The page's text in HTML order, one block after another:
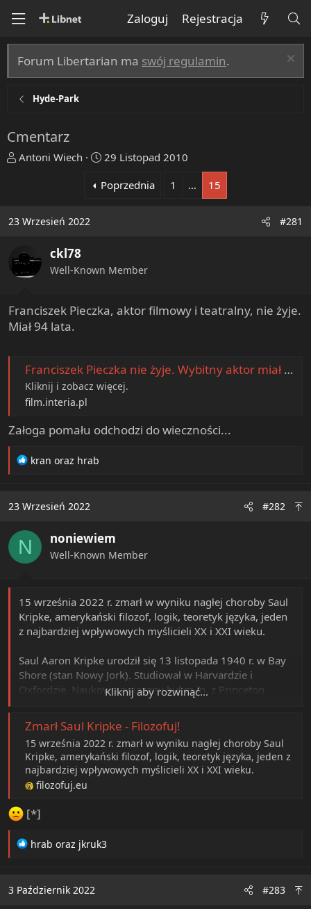
Zaloguj Rejestracja
Forum Libertarian ma swój regulamin.
Hyde-Park
Cmentarz
T
a
d
t
a
e
r
Antoni Wiech
R
z
t
29 Listopad 2010
Poprzednia
1 … 15
23 Wrzesień 2022 #281
ckl78
Well-Known Member
Franciszek Pieczka, aktor filmowy i teatralny, nie żyje.
Miał 94 lata.
Franciszek Pieczka nie żyje. Wybitny aktor miał 94 lata
Kliknij i zobacz więcej.
film.interia.pl
Załoga pomału odchodzi do wieczności...
R
t
o
n
s
kran oraz hrab
23 Wrzesień 2022 #282
N noniewiem
Well-Known Member
15 września 2022 r. zmarł w wyniku nagłej choroby Saul
Kripke, amerykański filozof, logik, teoretyk języka, jeden
z najbardziej wpływowych myślicieli XX i XXI wieku.
Saul Aaron Kripke urodził się 13 listopada 1940 r. w Bay
Shore (stan Nowy Jork). Studiował w Harvardzie i
Oxfordzie. Naukowo związany był m.in. z Princeton
Kripke stworzył semantyczną teorię logiki modalnej. Jego
nowatorska teoria odniesienia i koncepcja zdań
metafizycznie koniecznych wywarły bardzo duży wpływ
na filozofów języka i logików. Najbardziej znane dzieło
Kripkego toNazywanie a konieczność
1980 wykłady z Princeton z roku 1970. Filozof
przedstawił tam oryginalne ujęcie odniesienia, wskazując
na różnicę między nazwami i deskrypcjami określonymi.
Kliknij aby rozwinąć...
Zmarł Saul Kripke - Filozofuj!
15 września 2022 r. zmarł w wyniku nagłej choroby Saul
Kripke, amerykański filozof, logik, teoretyk języka, jeden z
najbardziej wpływowych myślicieli XX i XXI wieku.
filozofuj.eu
[*]
R
c
t
hrab oraz jkruk3
3 Październik 2022 #283